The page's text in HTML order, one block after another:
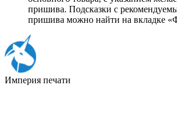
пришива. Подсказки с
пришива можно найти на вкладке
Империя печати